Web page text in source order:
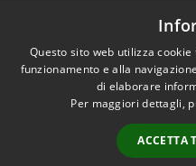
Questo sito web utilizza
funzionamento e alla
di elaborare
Per maggiori dettagli,
ACCETTA